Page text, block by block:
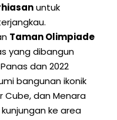
untuk
Taman Olimpiade
yang dibangun
dan 2022
bangunan ikonik
Cube, dan Menara
ke area